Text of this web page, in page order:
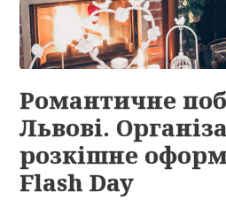
Романтичне
Львові.
розкішне
Flash Day